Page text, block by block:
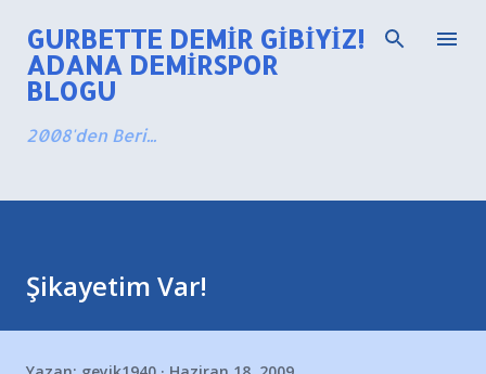
Ana içeriğe atla
GURBETTE DEMIR GIBIYIZ!
ADANA DEMIRSPOR
BLOGU
2008'den Beri...
Şikayetim Var!